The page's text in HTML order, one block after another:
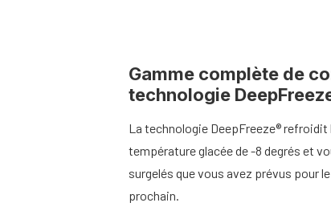
Gamme complète de
technologie
La technologie DeepFreeze®
température glacée de -8 degrés et
surgelés que vous avez prévus pour
prochain.